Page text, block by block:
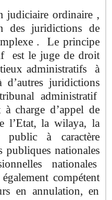
judiciaire ordinaire ,
des juridictions de
. Le principe
est le juge de droit
administratifs à
juridictions
administratif
charge d’appel de
l’Etat, la wilaya, la
public à caractère
nationales
nationales
compétent
en annulation, en